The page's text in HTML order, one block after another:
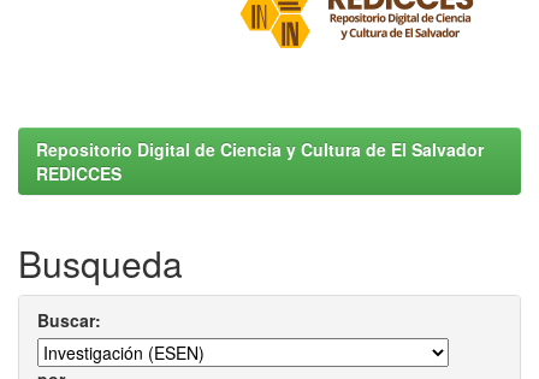
Repositorio Digital de Ciencia y Cultura de El Salvador
REDICCES
Busqueda
Buscar: